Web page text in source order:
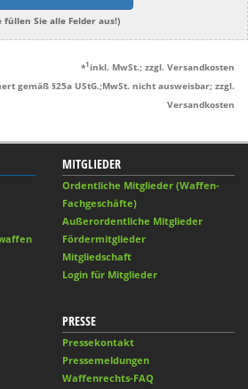
füllen Sie alle Felder aus!)
*1inkl. MwSt.; zzgl. Versandkosten
gemäß §25a UStG.;MwSt. nicht ausweisbar; zzgl.
Versandkosten
MITGLIEDER
Ordentliche Mitglieder (Waffen-
Fachgeschäfte)
Außerordentliche Mitglieder
Fördermitglieder
Mitgliedschaft
Login für Mitglieder
PRESSE
Pressekontakt
Pressemeldungen
Waffenrechts-FAQ